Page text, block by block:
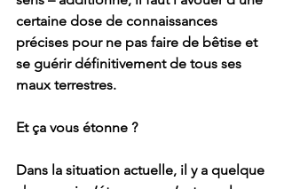
certaine dose de connaissances
précises pour ne pas faire de bêtise et
se guérir définitivement de tous ses
maux terrestres.
Et ça vous étonne ?
Dans la situation actuelle, il y a quelque